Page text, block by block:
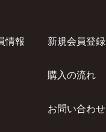
情報 新規会員登録
購入の流れ
お問い合わせ